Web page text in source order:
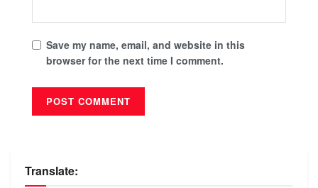
Save my name, email, and website in this
browser for the next time I comment.
Translate: